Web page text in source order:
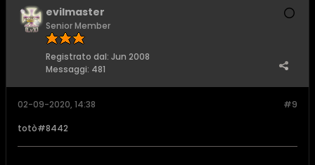
evilmaster
Senior Member
Registrato dal: Jun 2008
Messaggi: 481
#9
02-09-2020, 14:38
totò#8442